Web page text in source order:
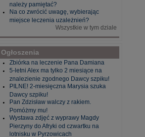
należy pamiętać?
Na co zwrócić uwagę, wybierając
miejsce leczenia uzależnień?
Wszystkie w tym dziale
Ogłoszenia
Zbiórka na leczenie Pana Damiana
5-letni Alex ma tylko 2 miesiące na
znalezienie zgodnego Dawcy szpiku!
PILNE! 2-miesięczna Marysia szuka
Dawcy szpiku!
Pan Zdzisław walczy z rakiem.
Pomóżmy mu!
Wystawa zdjęć z wyprawy Magdy
Pierzyny do Afryki od czwartku na
lotnisku w Pyrzowicach